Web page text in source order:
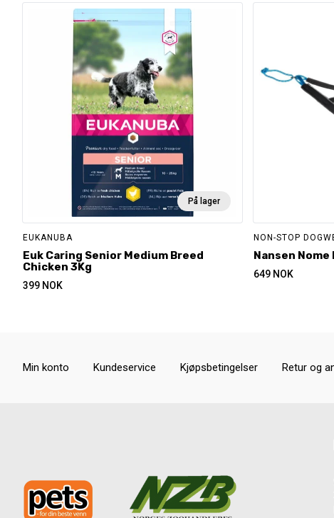
På lager
EUKANUBA
Euk Caring Senior Medium Breed
Chicken 3Kg
399 NOK
NON-STOP
Nansen Nome
649 NOK
Min konto Kundeservice Kjøpsbetingelser Retur og